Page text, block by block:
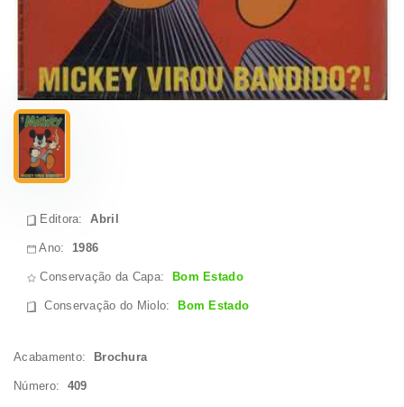
Editora:Abril
Ano:1986
Conservação da Capa: Bom Estado
Conservação do Miolo: Bom Estado
Acabamento: Brochura
Número: 409